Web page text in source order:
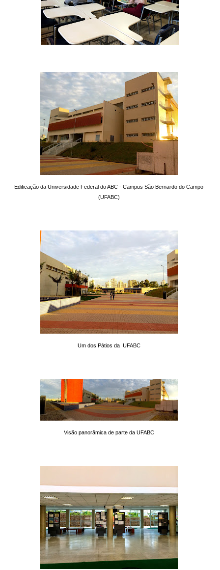
Edificação da Universidade Federal do ABC - Campus São Bernardo do Campo
(UFABC)
Um dos Pátios da UFABC
Visão panorâmica de parte da UFABC